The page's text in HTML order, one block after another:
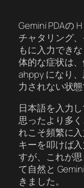
Gemini PDAの
チャタリング
もに入力でき
体的な症状は
ahppy になり
力されない状態
日本語を入力
思ったより多
れこそ頻繁に
キーを叩けば
すが、これが
て自然と
きました。